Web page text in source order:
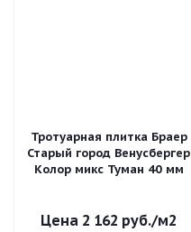
Тротуарная плитка Браер
Старый город Венусбергер
Колор микс Туман 40 мм
2 162 руб./м2